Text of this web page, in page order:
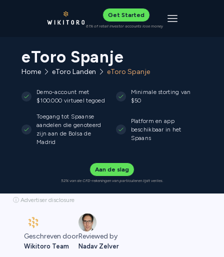
Get Started
61% of retail investor accounts lose money Toggle
eToro Spanje
Home eToro Landen eToro Spanje
Demo-account met
$100.000 virtueel tegoed
Minimale storting van
$50
Toegang tot Spaanse
aandelen die genoteerd
zijn aan de Bolsa de
Madrid
Platform en app
beschikbaar in het
Spaans
Aan de slag
52% van de CFD-rekeningen van particulieren lijdt verlies.
ⓘ Advertiser disclosure
Geschreven door
Wikitoro Team
Reviewed by
Nadav Zelver